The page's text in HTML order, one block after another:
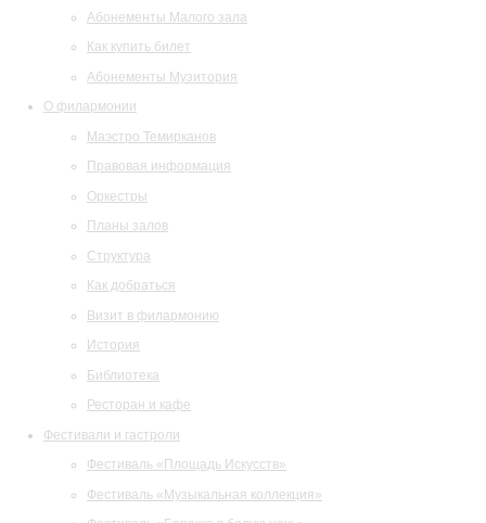
Абонементы Малого зала
Как купить билет
Абонементы Музитория
О филармонии
Маэстро Темирканов
Правовая информация
Оркестры
Планы залов
Структура
Как добраться
Визит в филармонию
История
Библиотека
Ресторан и кафе
Фестивали и гастроли
Фестиваль «Площадь Искусств»
Фестиваль «Музыкальная коллекция»